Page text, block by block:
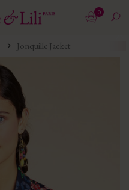
0
Jonquille Jacket